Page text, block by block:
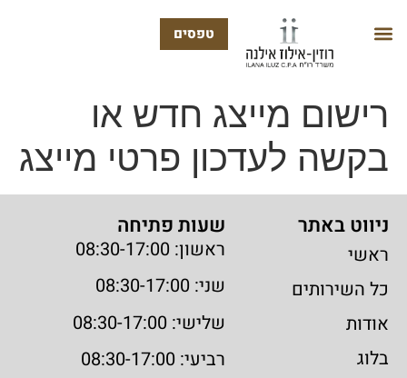
טפסים
רישום מייצג חדש או
בקשה לעדכון פרטי מייצג
ניווט באתר
ראשי
כל השירותים
אודות
בלוג
שעות פתיחה
ראשון: 08:30-17:00
שני: 08:30-17:00
שלישי: 08:30-17:00
רביעי: 08:30-17:00